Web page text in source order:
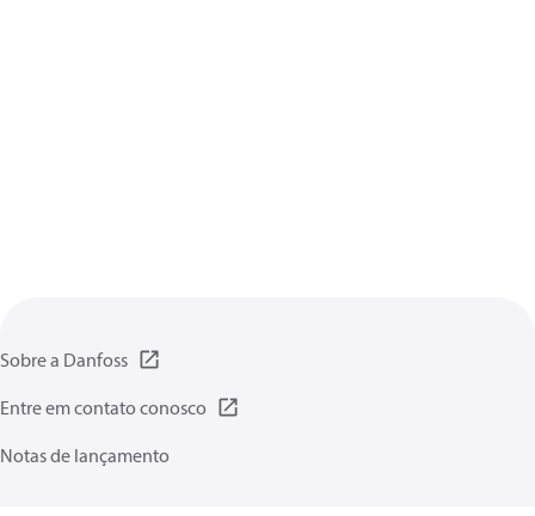
Sobre a Danfoss
Entre em contato conosco
Notas de lançamento